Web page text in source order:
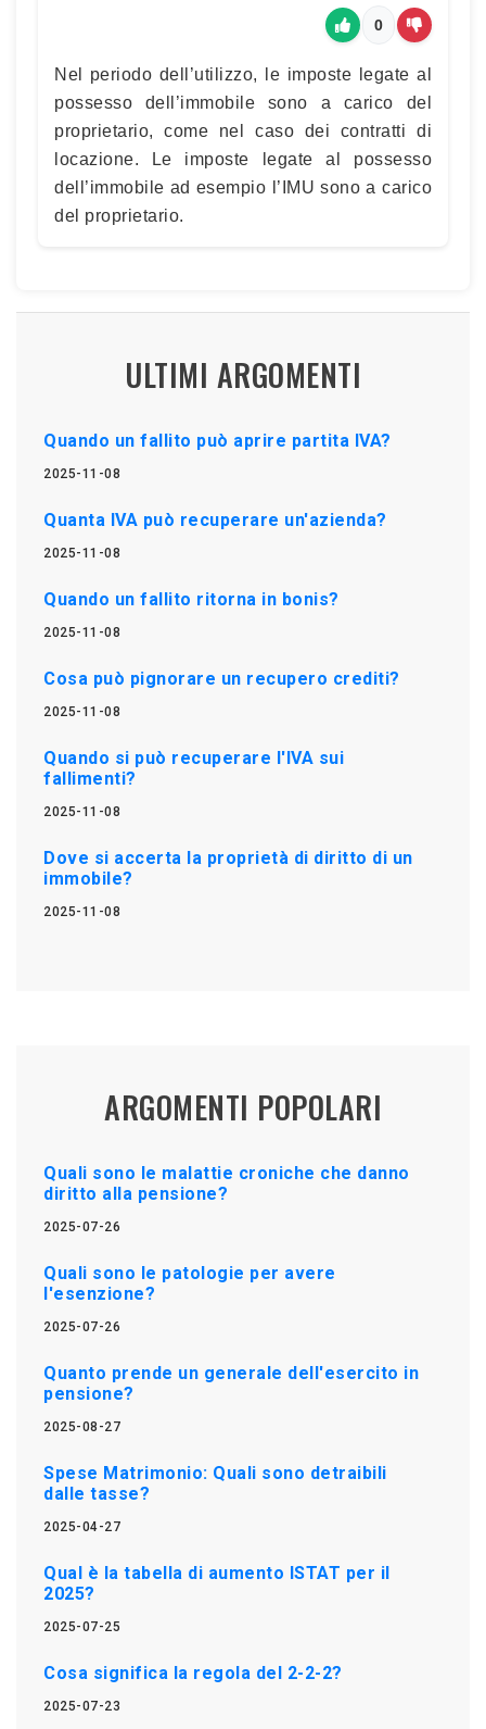
0
Nel periodo dell’utilizzo, le imposte legate al
possesso dell’immobile sono a carico del
proprietario, come nel caso dei contratti di
locazione. Le imposte legate al possesso
dell’immobile ad esempio l’IMU sono a carico
del proprietario.
ULTIMI ARGOMENTI
Quando un fallito può aprire partita IVA?
2025-11-08
Quanta IVA può recuperare un'azienda?
2025-11-08
Quando un fallito ritorna in bonis?
2025-11-08
Cosa può pignorare un recupero crediti?
2025-11-08
Quando si può recuperare l'IVA sui
fallimenti?
2025-11-08
Dove si accerta la proprietà di diritto di un
immobile?
2025-11-08
ARGOMENTI POPOLARI
Quali sono le malattie croniche che danno
diritto alla pensione?
2025-07-26
Quali sono le patologie per avere
l'esenzione?
2025-07-26
Quanto prende un generale dell'esercito in
pensione?
2025-08-27
Spese Matrimonio: Quali sono detraibili
dalle tasse?
2025-04-27
Qual è la tabella di aumento ISTAT per il
2025?
2025-07-25
Cosa significa la regola del 2-2-2?
2025-07-23